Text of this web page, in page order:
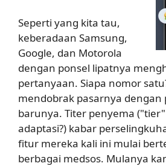
Seperti yang kita tau,
keberadaan Samsung,
Google, dan Motorola
dengan ponsel lipatnya
pertanyaan. Siapa nomor
mendobrak pasarnya dengan
barunya. Titer penyema
adaptasi?) kabar
fitur mereka kali ini mulai
berbagai medsos. Mulanya